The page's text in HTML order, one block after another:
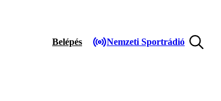
Belépés Nemzeti Sportrádió